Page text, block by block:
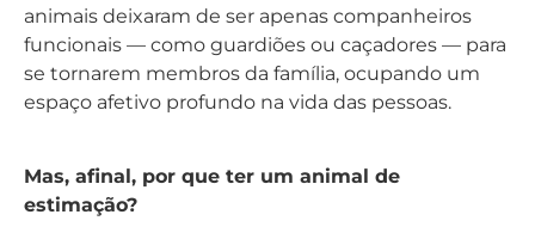
animais deixaram de ser apenas companheiros
funcionais — como guardiões ou caçadores — para
se tornarem membros da família, ocupando um
espaço afetivo profundo na vida das pessoas.
Mas, afinal, por que ter um animal de
estimação?